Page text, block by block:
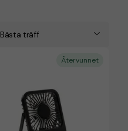
Bästa träff
Återvunnet